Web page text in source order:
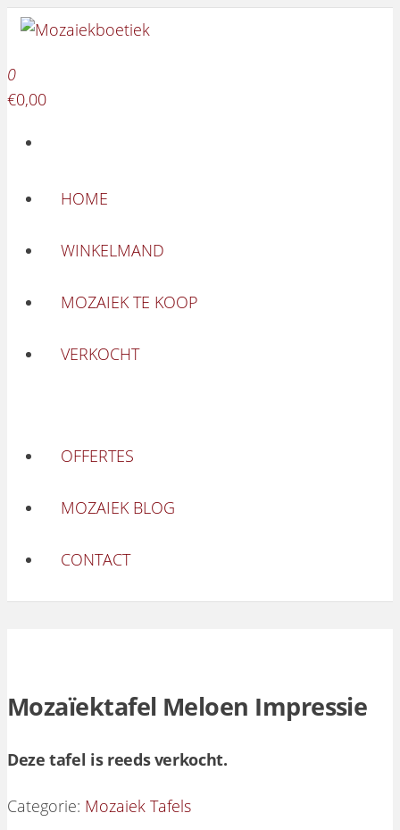
Ga naar de inhoud
0
€0,00
HOME
WINKELMAND
MOZAIEK TE KOOP
VERKOCHT
OFFERTES
MOZAIEK BLOG
CONTACT
Mozaïektafel Meloen Impressie
Deze tafel is reeds verkocht.
Categorie: Mozaiek Tafels